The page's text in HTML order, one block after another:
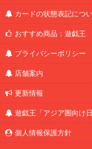
カードの状態表記につ
おすすめ商品：遊戯王
プライバシーポリシー
店舗案内
更新情報
遊戯王「アジア圏向け
個人情報保護方針